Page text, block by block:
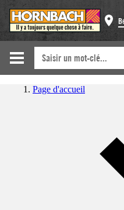
Page d'accueil